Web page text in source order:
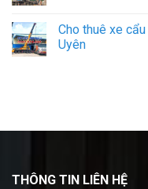
Cho thuê xe
Uyên
THÔNG TIN LIÊN HỆ